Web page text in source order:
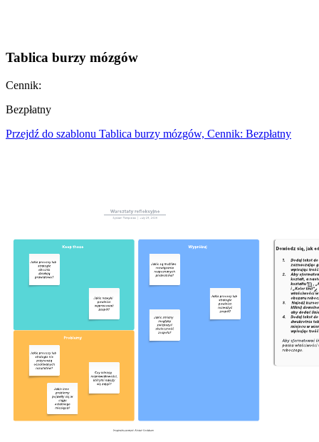
Tablica burzy mózgów
Cennik:
Bezpłatny
Przejdź do szablonu Tablica burzy mózgów, Cennik: Bezpłatny